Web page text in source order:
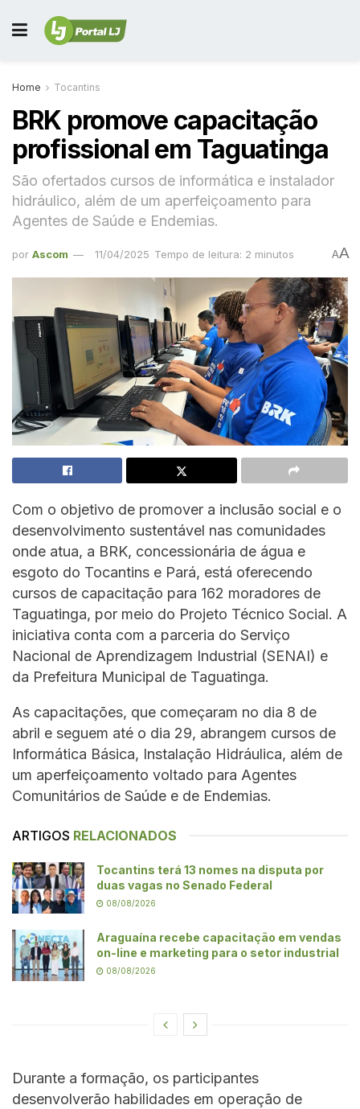
Home Tocantins
BRK promove capacitação
profissional em Taguatinga
São ofertados cursos de informática e instalador
hidráulico, além de um aperfeiçoamento para
Agentes de Saúde e Endemias.
por Ascom 11/04/2025 Tempo de leitura: 2 minutos AA
Com o objetivo de promover a inclusão social e o
desenvolvimento sustentável nas comunidades
onde atua, a BRK, concessionária de água e
esgoto do Tocantins e Pará, está oferecendo
cursos de capacitação para 162 moradores de
Taguatinga, por meio do Projeto Técnico Social. A
iniciativa conta com a parceria do Serviço
Nacional de Aprendizagem Industrial (SENAI) e
da Prefeitura Municipal de Taguatinga.
As capacitações, que começaram no dia 8 de
abril e seguem até o dia 29, abrangem cursos de
Informática Básica, Instalação Hidráulica, além de
um aperfeiçoamento voltado para Agentes
Comunitários de Saúde e de Endemias.
ARTIGOS RELACIONADOS
Tocantins terá 13 nomes na disputa por
duas vagas no Senado Federal
08/08/2026
Araguaína recebe capacitação em vendas
on-line e marketing para o setor industrial
08/08/2026
Durante a formação, os participantes
desenvolverão habilidades em operação de